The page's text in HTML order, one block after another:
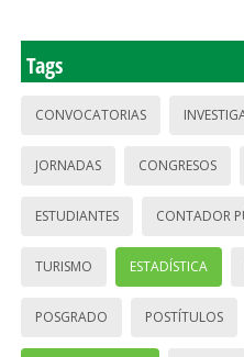
Tags
CONVOCATORIAS
JORNADAS CONGRESOS
ESTUDIANTES CONTADOR
TURISMO ESTADÍSTICA
POSGRADO POSTÍTULOS